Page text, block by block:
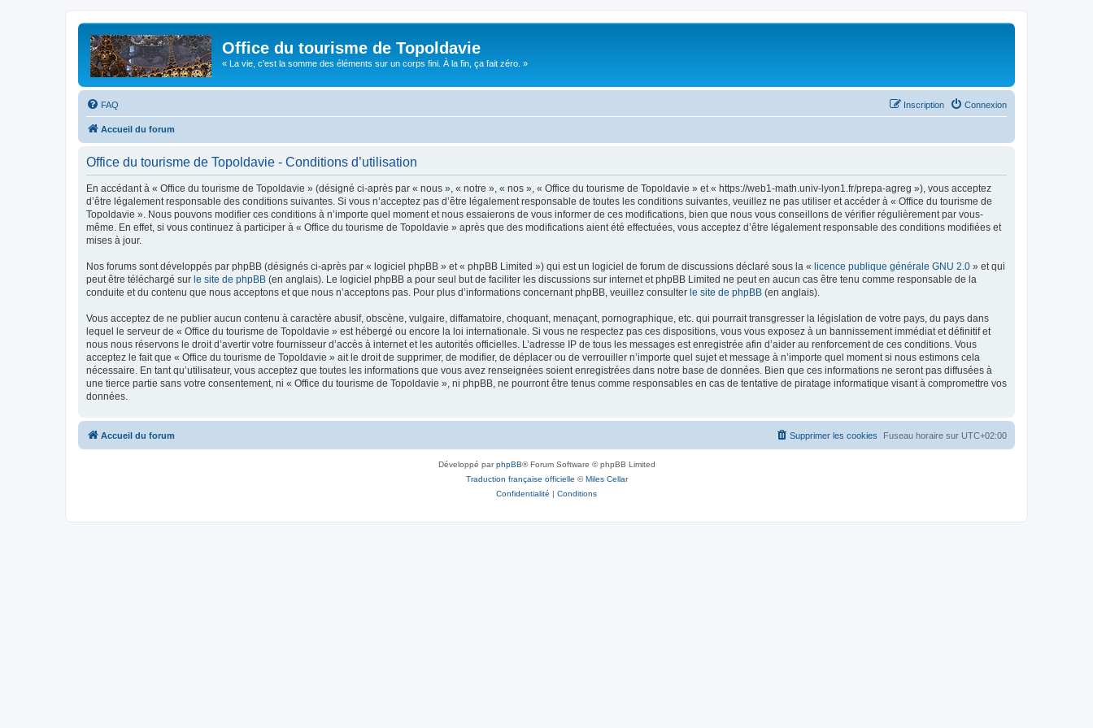
Office du tourisme de Topoldavie
« La vie, c'est la somme des éléments sur un corps fini. À la fin, ça fait zéro. »
FAQ Connexion
Inscription
Accueil du forum
Office du tourisme de Topoldavie - Conditions d’utilisation
En accédant à « Office du tourisme de Topoldavie » (désigné ci-après par « nous », « notre », « nos », « Office du tourisme de Topoldavie » et « https://web1-math.univ-lyon1.fr/prepa-agreg »), vous acceptez
d’être légalement responsable des conditions suivantes. Si vous n’acceptez pas d’être légalement responsable de toutes les conditions suivantes, veuillez ne pas utiliser et accéder à « Office du tourisme de
Topoldavie ». Nous pouvons modifier ces conditions à n’importe quel moment et nous essaierons de vous informer de ces modifications, bien que nous vous conseillons de vérifier régulièrement par vous-
même. En effet, si vous continuez à participer à « Office du tourisme de Topoldavie » après que des modifications aient été effectuées, vous acceptez d’être légalement responsable des conditions modifiées et
mises à jour.
Nos forums sont développés par phpBB (désignés ci-après par « logiciel phpBB » et « phpBB Limited ») qui est un logiciel de forum de discussions déclaré sous la « licence publique générale GNU 2.0 » et qui
peut être téléchargé sur le site de phpBB (en anglais). Le logiciel phpBB a pour seul but de faciliter les discussions sur internet et phpBB Limited ne peut en aucun cas être tenu comme responsable de la
conduite et du contenu que nous acceptons et que nous n’acceptons pas. Pour plus d’informations concernant phpBB, veuillez consulter le site de phpBB (en anglais).
Vous acceptez de ne publier aucun contenu à caractère abusif, obscène, vulgaire, diffamatoire, choquant, menaçant, pornographique, etc. qui pourrait transgresser la législation de votre pays, du pays dans
lequel le serveur de « Office du tourisme de Topoldavie » est hébergé ou encore la loi internationale. Si vous ne respectez pas ces dispositions, vous vous exposez à un bannissement immédiat et définitif et
nous nous réservons le droit d’avertir votre fournisseur d’accès à internet et les autorités officielles. L’adresse IP de tous les messages est enregistrée afin d’aider au renforcement de ces conditions. Vous
acceptez le fait que « Office du tourisme de Topoldavie » ait le droit de supprimer, de modifier, de déplacer ou de verrouiller n’importe quel sujet et message à n’importe quel moment si nous estimons cela
nécessaire. En tant qu’utilisateur, vous acceptez que toutes les informations que vous avez renseignées soient enregistrées dans notre base de données. Bien que ces informations ne seront pas diffusées à
une tierce partie sans votre consentement, ni « Office du tourisme de Topoldavie », ni phpBB, ne pourront être tenus comme responsables en cas de tentative de piratage informatique visant à compromettre vos
données.
Accueil du forum Fuseau horaire sur UTC+02:00
Supprimer les cookies
Développé parphpBB® Forum Software © phpBB Limited
Traduction française officielle ©Miles Cellar
Confidentialité | Conditions